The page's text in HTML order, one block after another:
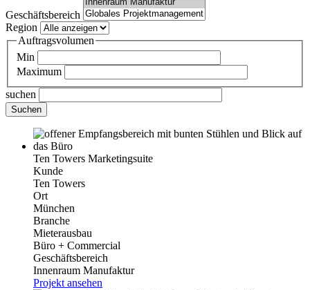
Geschäftsbereich
Region
Auftragsvolumen
Min
Maximum
suchen
Ten Towers Marketingsuite
Kunde
Ten Towers
Ort
München
Branche
Mieterausbau
Büro + Commercial
Geschäftsbereich
Innenraum Manufaktur
Projekt ansehen